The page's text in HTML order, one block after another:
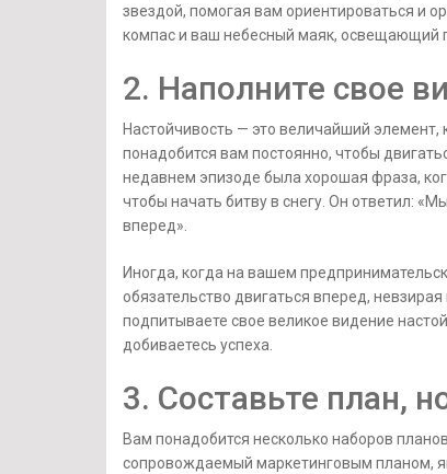
звездой, помогая вам ориентироваться и
компас и ваш небесный маяк, освещающий
2. Наполните свое
Настойчивость — это величайший
понадобится вам постоянно, чтобы
недавнем эпизоде ​​была хорошая фраза,
чтобы начать битву в снегу. Он ответил:
вперед».
Иногда, когда на вашем
обязательство двигаться вперед,
подпитываете свое великое видение
добиваетесь успеха.
3. Составьте план,
Вам понадобится несколько наборов
сопровождаемый маркетинговым планом,